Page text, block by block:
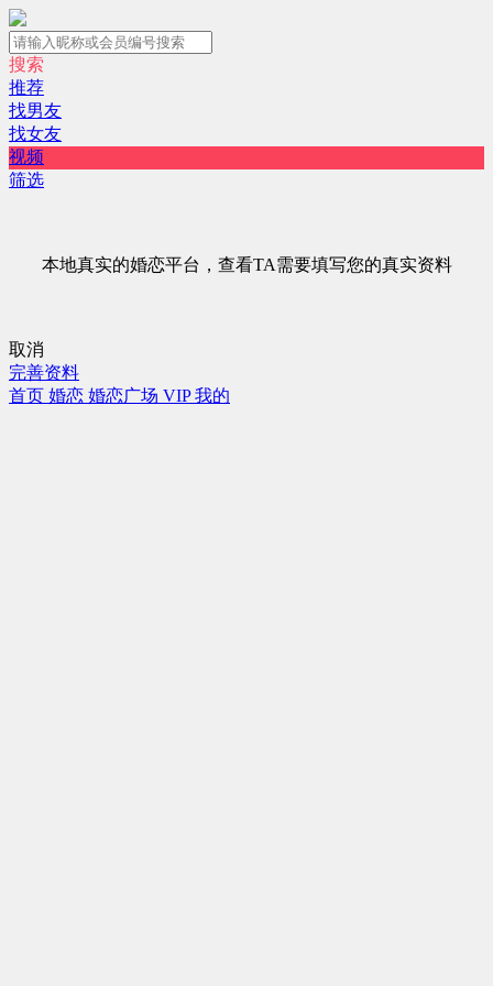
搜索
推荐
找男友
找女友
视频
筛选
本地真实的婚恋平台，查看TA需要填写您的真实资料
取消
完善资料
首页 婚恋 婚恋广场 VIP 我的